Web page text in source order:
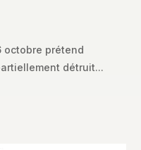
octobre prétend
détruit...